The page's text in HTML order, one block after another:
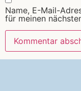
Name, E-Mail-
für meinen